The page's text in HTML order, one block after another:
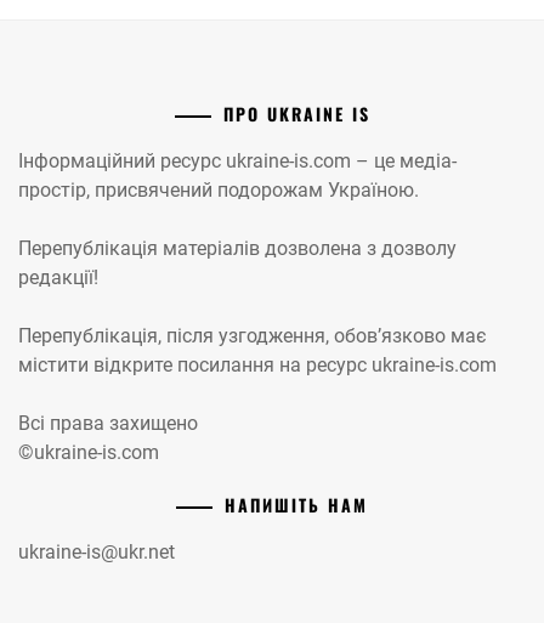
ПРО UKRAINE IS
Інформаційний ресурс ukraine-is.com – це медіа-
простір, присвячений подорожам Україною.
Перепублікація матеріалів дозволена з дозволу
редакції!
Перепублікація, після узгодження, обов’язково має
містити відкрите посилання на ресурс ukraine-is.com
Всі права захищено
©ukraine-is.com
НАПИШІТЬ НАМ
ukraine-is@ukr.net